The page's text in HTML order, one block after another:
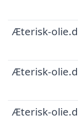
Æterisk-
Æterisk-
Æterisk-